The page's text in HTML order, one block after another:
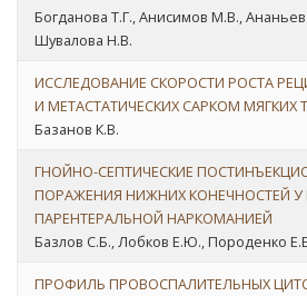
Богданова Т.Г., Анисимов М.В.,
Шувалова Н.В.
ИССЛЕДОВАНИЕ СКОРОСТИ РОСТА
И МЕТАСТАТИЧЕСКИХ САРКОМ МЯГКИХ
Базанов К.В.
ГНОЙНО-СЕПТИЧЕСКИЕ
ПОРАЖЕНИЯ НИЖНИХ КОНЕЧНОСТЕЙ
ПАРЕНТЕРАЛЬНОЙ НАРКОМАНИЕЙ
Базлов С.Б., Лобков Е.Ю., Породенко
ПРОФИЛЬ ПРОВОСПАЛИТЕЛЬНЫХ